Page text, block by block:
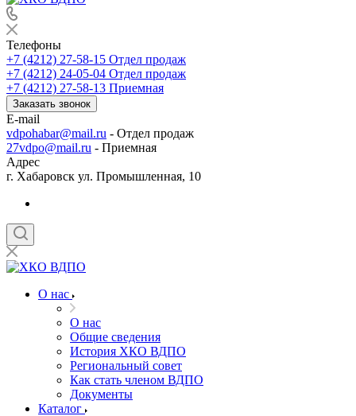
Телефоны
+7 (4212) 27-58-15 Отдел продаж
+7 (4212) 24-05-04 Отдел продаж
+7 (4212) 27-58-13 Приемная
Заказать звонок
E-mail
vdpohabar@mail.ru - Отдел продаж
27vdpo@mail.ru - Приемная
Адрес
г. Хабаровск ул. Промышленная, 10
О нас
О нас
Общие сведения
История ХКО ВДПО
Региональный совет
Как стать членом ВДПО
Документы
Каталог